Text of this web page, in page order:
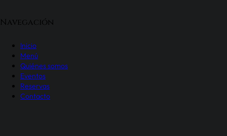
Navegación
Inicio
Menú
Quiénes somos
Eventos
Reservas
Contacto